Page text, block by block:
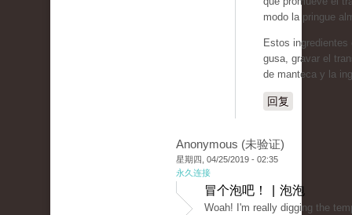
modo la pringue
Estos
gusa, gravar el
de manteca y la
回复
Anonymous (未验证)
星期四, 04/25/2019 - 02:35
永久连接
冒个泡吧！ | 泡泡
Woah! I'm really digging the